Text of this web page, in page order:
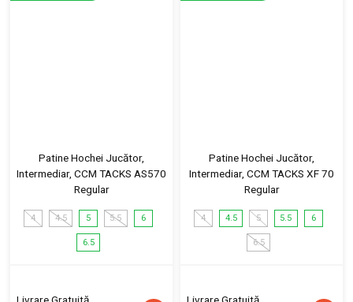
Patine Hochei Jucător,
Intermediar, CCM TACKS AS570
Regular
4 4.5 5 5.5 6
6.5
Patine Hochei Jucător,
Intermediar, CCM TACKS XF 70
Regular
4 4.5 5 5.5 6
6.5